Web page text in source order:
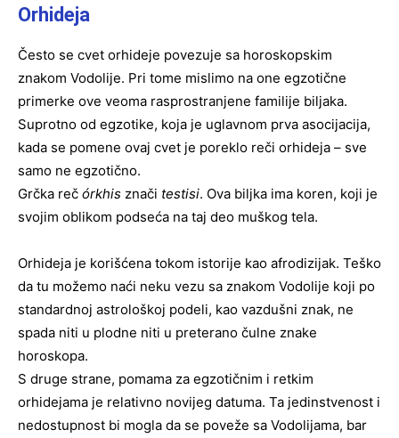
Orhideja
Često se cvet orhideje povezuje sa horoskopskim
znakom Vodolije. Pri tome mislimo na one egzotične
primerke ove veoma rasprostranjene familije biljaka.
Suprotno od egzotike, koja je uglavnom prva asocijacija,
kada se pomene ovaj cvet je poreklo reči orhideja – sve
samo ne egzotično.
Grčka reč órkhis znači testisi. Ova biljka ima koren, koji je
svojim oblikom podseća na taj deo muškog tela.
Orhideja je korišćena tokom istorije kao afrodizijak. Teško
da tu možemo naći neku vezu sa znakom Vodolije koji po
standardnoj astrološkoj podeli, kao vazdušni znak, ne
spada niti u plodne niti u preterano čulne znake
horoskopa.
S druge strane, pomama za egzotičnim i retkim
orhidejama je relativno novijeg datuma. Ta jedinstvenost i
nedostupnost bi mogla da se poveže sa Vodolijama, bar